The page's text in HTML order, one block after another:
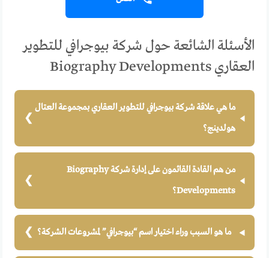
الأسئلة الشائعة حول شركة بيوجرافي للتطوير
العقاري Biography Developments
ما هي علاقة شركة بيوجرافي للتطوير العقاري بمجموعة العتال
هولدينج؟
من هم القادة القائمون على إدارة شركة Biography
Developments؟
ما هو السبب وراء اختيار اسم “بيوجرافي” لمشروعات الشركة؟